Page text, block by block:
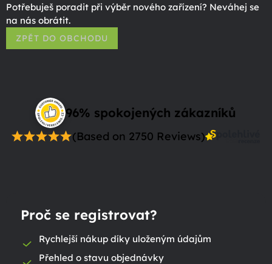
Potřebuješ poradit při výběr nového zařízení? Neváhej se
na nás obrátit.
ZPĚT DO OBCHODU
96% spokojených zákazníků
(Based on 2750 Reviews)
Proč se registrovat?
Rychlejší nákup díky uloženým údajům
Přehled o stavu objednávky